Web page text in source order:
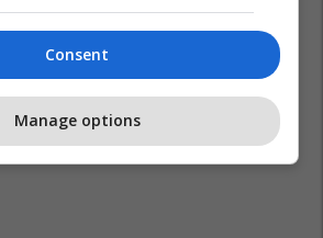
Consent
Manage options